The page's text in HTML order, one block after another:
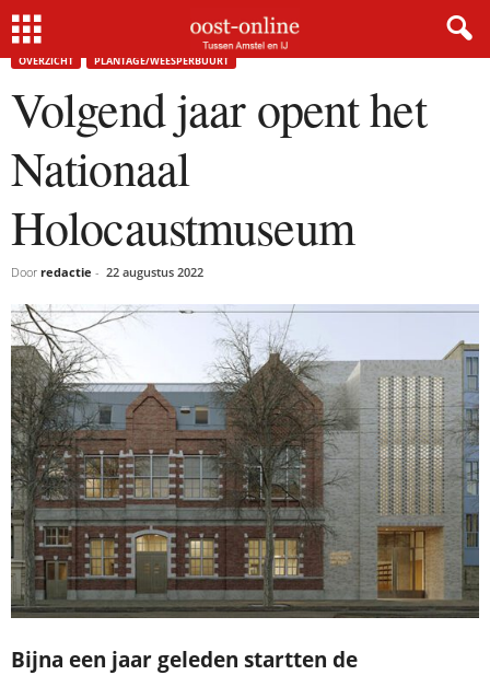
Home Volgend jaar opent het Nationaal Holocaustmuseum
OVERZICHT PLANTAGE/WEESPERBUURT
Volgend jaar opent het
Nationaal
Holocaustmuseum
Door redactie - 22 augustus 2022
Bijna een jaar geleden startten de